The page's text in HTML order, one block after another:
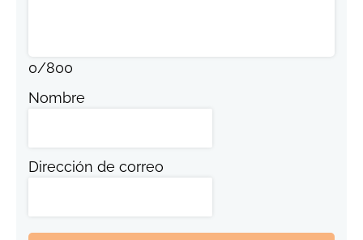
0/800
Nombre
Dirección de correo